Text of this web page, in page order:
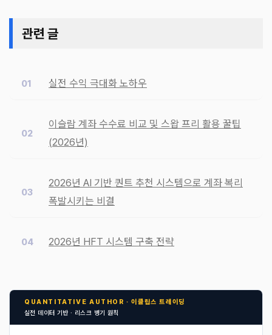
관련 글
실전 수익 극대화 노하우
이슬람 계좌 수수료 비교 및 스왑 프리 활용 꿀팁
(2026년)
2026년 AI 기반 퀀트 추천 시스템으로 계좌 복리
폭발시키는 비결
2026년 HFT 시스템 구축 전략
QUANTITATIVE AUTHOR · 이클립스 트레이딩
실전 데이터 기반 · 리스크 병기 원칙